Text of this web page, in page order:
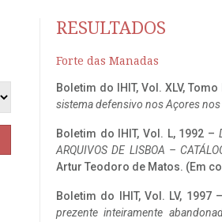
RESULTADOS
Forte das Manadas
Boletim do IHIT, Vol. XLV, Tomo
sistema defensivo nos Açores
Boletim do IHIT, Vol. L, 1992 –
ARQUIVOS DE LISBOA –
Artur Teodoro de Matos. (Em
Boletim do IHIT, Vol. LV, 1997
prezente inteiramente